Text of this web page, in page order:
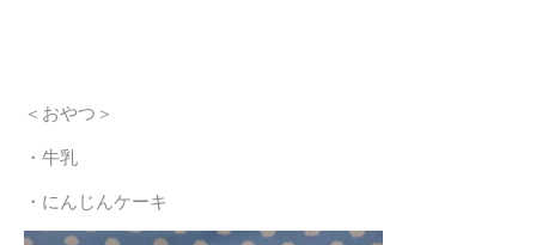
＜おやつ＞
・牛乳
・にんじんケーキ